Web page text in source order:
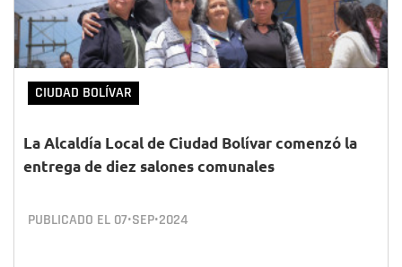
CIUDAD BOLÍVAR
La Alcaldía Local de Ciudad Bolívar comenzó la
entrega de diez salones comunales
PUBLICADO EL 07•SEP•2024